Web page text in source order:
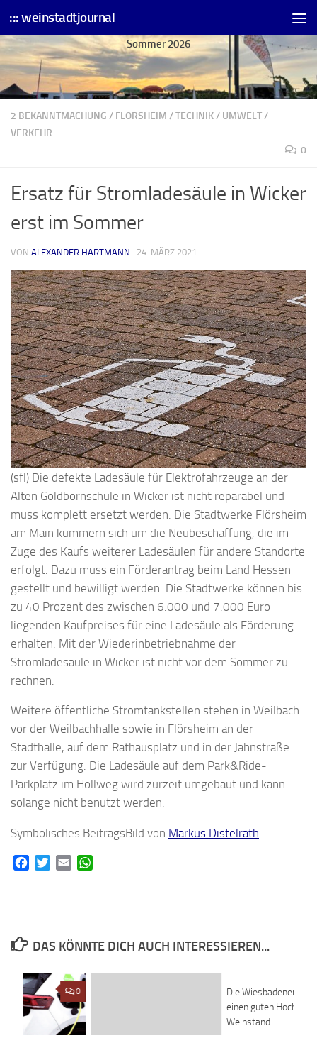
Skip to content
::: weinstadtjournal
Sommer 2026
2 BEKANNTMACHUNG / FLÖRSHEIM /TECHNIK/ UMWELT/
VERKEHR
0
Ersatz für Stromladesäule in Wicker
erst im Sommer
VON ALEXANDER HARTMANN · 24. MÄRZ 2021
(sfl) Die defekte Ladesäule für Elektrofahrzeuge an der
Alten Goldbornschule in Wicker ist nicht reparabel und
muss komplett ersetzt werden. Die Stadtwerke Flörsheim
am Main kümmern sich um die Neubeschaffung, die im
Zuge des Kaufs weiterer Ladesäulen für andere Standorte
erfolgt. Dazu muss ein Förderantrag beim Land Hessen
gestellt und bewilligt werden. Die Stadtwerke können bis
zu 40 Prozent des zwischen 6.000 und 7.000 Euro
liegenden Kaufpreises für eine Ladesäule als Förderung
erhalten. Mit der Wiederinbetriebnahme der
Stromladesäule in Wicker ist nicht vor dem Sommer zu
rechnen.
Weitere öffentliche Stromtankstellen stehen in Weilbach
vor der Weilbachhalle sowie in Flörsheim an der
Stadthalle, auf dem Rathausplatz und in der Jahnstraße
zur Verfügung. Die Ladesäule auf dem Park&Ride-
Parkplatz im Höllweg wird zurzeit umgebaut und kann
solange nicht benutzt werden.
Symbolisches BeitragsBild von Markus Distelrath
FacebookTwitterEmail
DAS KÖNNTE DICH AUCH INTERESSIEREN...
Die Wiesbadener
einen guten
Weinstand
0